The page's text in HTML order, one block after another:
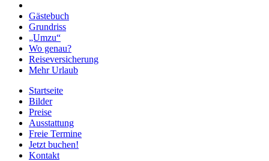
Gästebuch
Grundriss
„Umzu“
Wo genau?
Reiseversicherung
Mehr Urlaub
Startseite
Bilder
Preise
Ausstattung
Freie Termine
Jetzt buchen!
Kontakt